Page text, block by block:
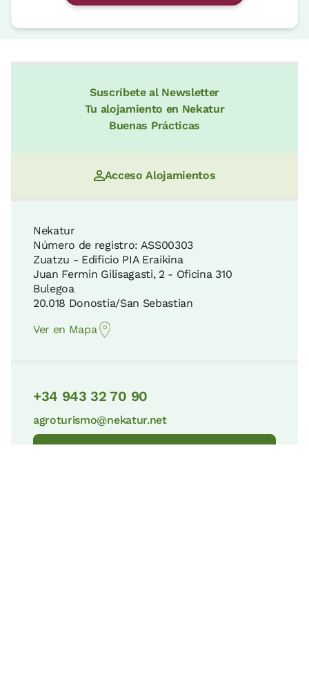
Suscríbete al Newsletter
Tu alojamiento en Nekatur
Buenas Prácticas
Acceso Alojamientos
Nekatur
Número de registro: ASS00303
Zuatzu - Edificio PIA Eraikina
Juan Fermin Gilisagasti, 2 - Oficina 310
Bulegoa
20.018 Donostia/San Sebastian
Ver en Mapa
+34 943 32 70 90
agroturismo@nekatur.net